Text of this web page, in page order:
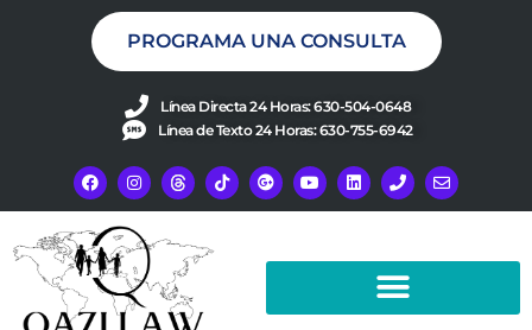
PROGRAMA UNA CONSULTA
Línea Directa 24 Horas: 630-504-0648
Línea de Texto 24 Horas: 630-755-6942